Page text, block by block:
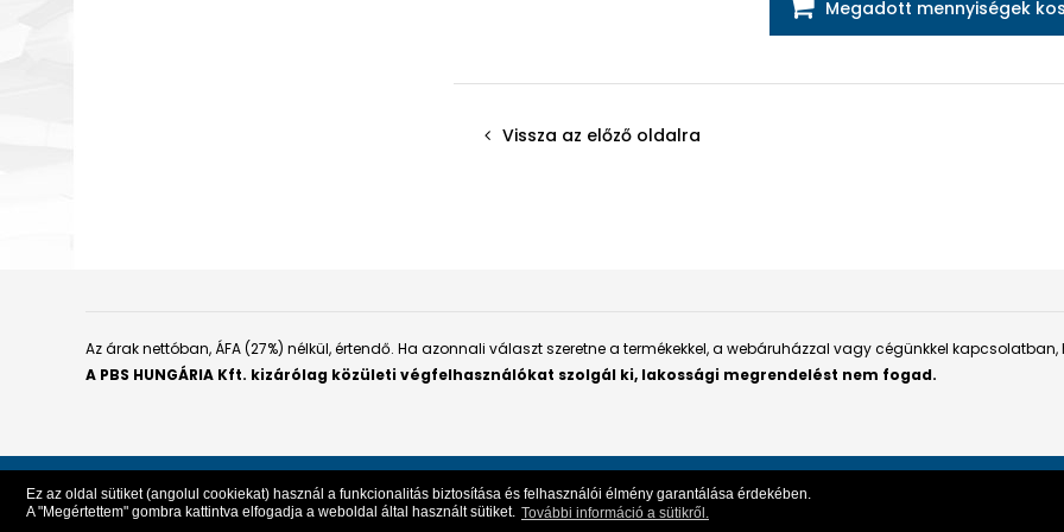
Ez az oldal sütiket (angolul cookiekat) használ a funkcionalitás biztosítása és felhasználói élmény garantálása érdekében.
A "Megértettem" gombra kattintva elfogadja a weboldal által használt sütiket. További információ a sütikről.
Megadott mennyiségek
Vissza az előző oldalra
Az árak nettóban, ÁFA (27%) nélkül, értendő. Ha azonnali választ szeretne a termékekkel, a webáruházzal vagy cégünkkel
A PBS HUNGÁRIA Kft. kizárólag közületi végfelhasználókat szolgál ki, lakossági megrendelést nem fogad.
Copyright 2026 PBS HUNGÁRIA Kft. Minden jog fenntartva. | Webshop használati kézikönyv |